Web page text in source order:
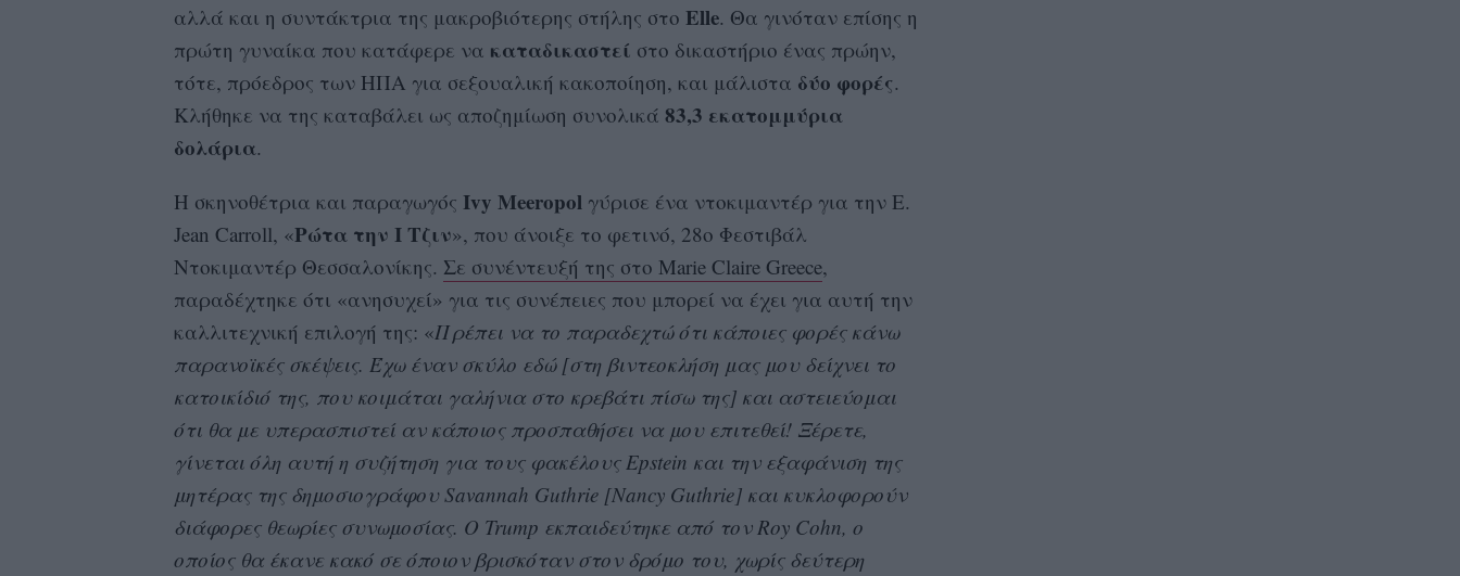
αλλά και η συντάκτρια της μακροβιότερης στήλης στο Elle. Θα γινόταν επίσης η
πρώτη γυναίκα που κατάφερε να καταδικαστεί στο δικαστήριο ένας πρώην,
τότε, πρόεδρος των ΗΠΑ για σεξουαλική κακοποίηση, και μάλιστα δύο φορές.
Κλήθηκε να της καταβάλει ως αποζημίωση συνολικά 83,3 εκατομμύρια
δολάρια.
Η σκηνοθέτρια και παραγωγός Ivy Meeropol γύρισε ένα ντοκιμαντέρ για την E.
Jean Carroll, «Ρώτα την Ι Τζιν», που άνοιξε το φετινό, 28ο Φεστιβάλ
Ντοκιμαντέρ Θεσσαλονίκης. Σε συνέντευξή της στο Marie Claire Greece,
παραδέχτηκε ότι «ανησυχεί» για τις συνέπειες που μπορεί να έχει για αυτή την
καλλιτεχνική επιλογή της: «Πρέπει να το παραδεχτώ ότι κάποιες φορές κάνω
παρανοϊκές σκέψεις. Έχω έναν σκύλο εδώ [στη βιντεοκλήση μας μου δείχνει το
κατοικίδιό της, που κοιμάται γαλήνια στο κρεβάτι πίσω της] και αστειεύομαι
ότι θα με υπερασπιστεί αν κάποιος προσπαθήσει να μου επιτεθεί! Ξέρετε,
γίνεται όλη αυτή η συζήτηση για τους φακέλους Epstein και την εξαφάνιση της
μητέρας της δημοσιογράφου Savannah Guthrie [Nancy Guthrie] και κυκλοφορούν
διάφορες θεωρίες συνωμοσίας. O Trump εκπαιδεύτηκε από τον Roy Cohn, ο
οποίος θα έκανε κακό σε όποιον βρισκόταν στον δρόμο του, χωρίς δεύτερη